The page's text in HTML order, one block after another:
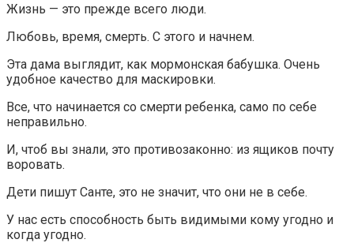
Жизнь — это прежде всего люди.
Любовь, время, смерть. С этого и начнем.
Эта дама выглядит, как мормонская бабушка. Очень
удобное качество для маскировки.
Все, что начинается со смерти ребенка, само по себе
неправильно.
И, чтоб вы знали, это противозаконно: из ящиков почту
воровать.
Дети пишут Санте, это не значит, что они не в себе.
У нас есть способность быть видимыми кому угодно и
когда угодно.